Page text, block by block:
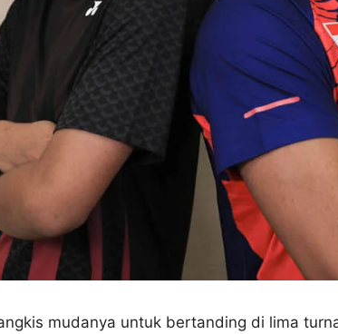
mudanya untuk bertanding di lima